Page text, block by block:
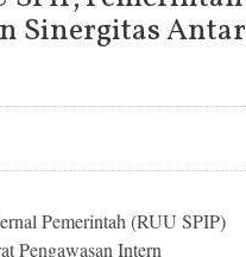
Sinergitas Antar
Pemerintah (RUU SPIP)
Pengawasan Intern